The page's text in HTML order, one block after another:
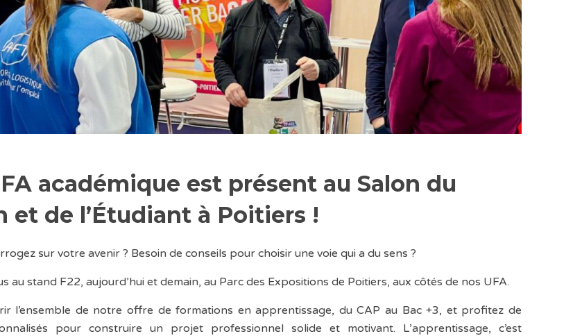
académique est présent au Salon du
et de l’Étudiant à Poitiers !
sur votre avenir ? Besoin de conseils pour choisir une voie qui a du sens ?
au stand F22, aujourd’hui et demain, au Parc des Expositions de Poitiers, aux côtés de nos UFA.
l’ensemble de notre offre de formations en apprentissage, du CAP au Bac +3, et profitez de
pour construire un projet professionnel solide et motivant. L’apprentissage, c’est